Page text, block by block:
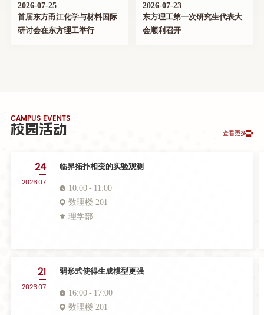
2026-07-25
首届东方甬江化学与材料国际
研讨会在东方理工举行
2026-07-23
东方理工第一次研究生代表大
会顺利召开
CAMPUS EVENTS
校园活动 查看更多
24
2026.07
临界拓扑相变的实验观测
10:00
11:00
数理楼 201
理学部
21
2026.07
弱形式使得生成模型更强
16:00
17:00
数理楼 201